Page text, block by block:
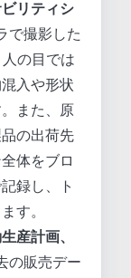
リティシ
で撮影した
の目では
入や形状
また、原
の出荷先
体をブロ
録し、ト
す。
産計画、
の販売デー